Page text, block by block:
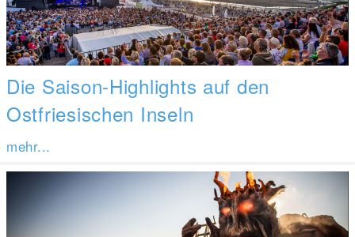
Die Saison-Highlights auf den
Ostfriesischen Inseln
mehr...